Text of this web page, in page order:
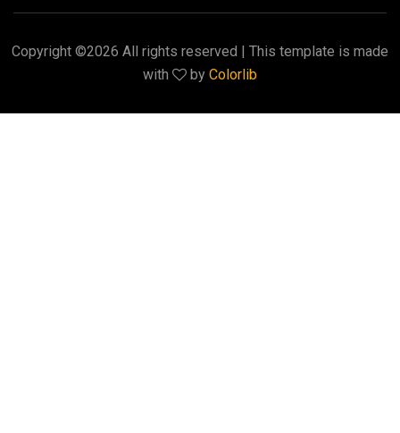
Copyright ©2026 All rights reserved | This template is made
with
by Colorlib